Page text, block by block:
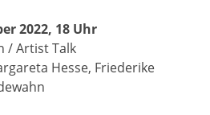
2022, 18 Uhr
/ Artist Talk
Hesse, Friederike